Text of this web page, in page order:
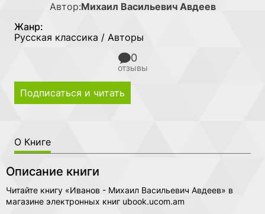
Автор:Михаил Васильевич Авдеев
Жанр:
Русская классика / Авторы
0
отзывы
Подписаться и читать
О Книге
Описание книги
Читайте книгу «Иванов - Михаил Васильевич Авдеев» в
магазине электронных книг ubook.ucom.am